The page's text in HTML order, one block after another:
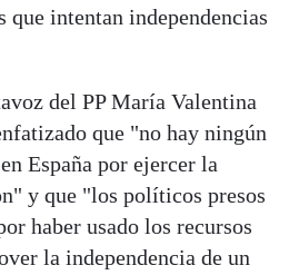
intentan independencias
del PP María Valentina
que "no hay ningún
España por ejercer la
y que "los políticos presos
haber usado los recursos
la independencia de un